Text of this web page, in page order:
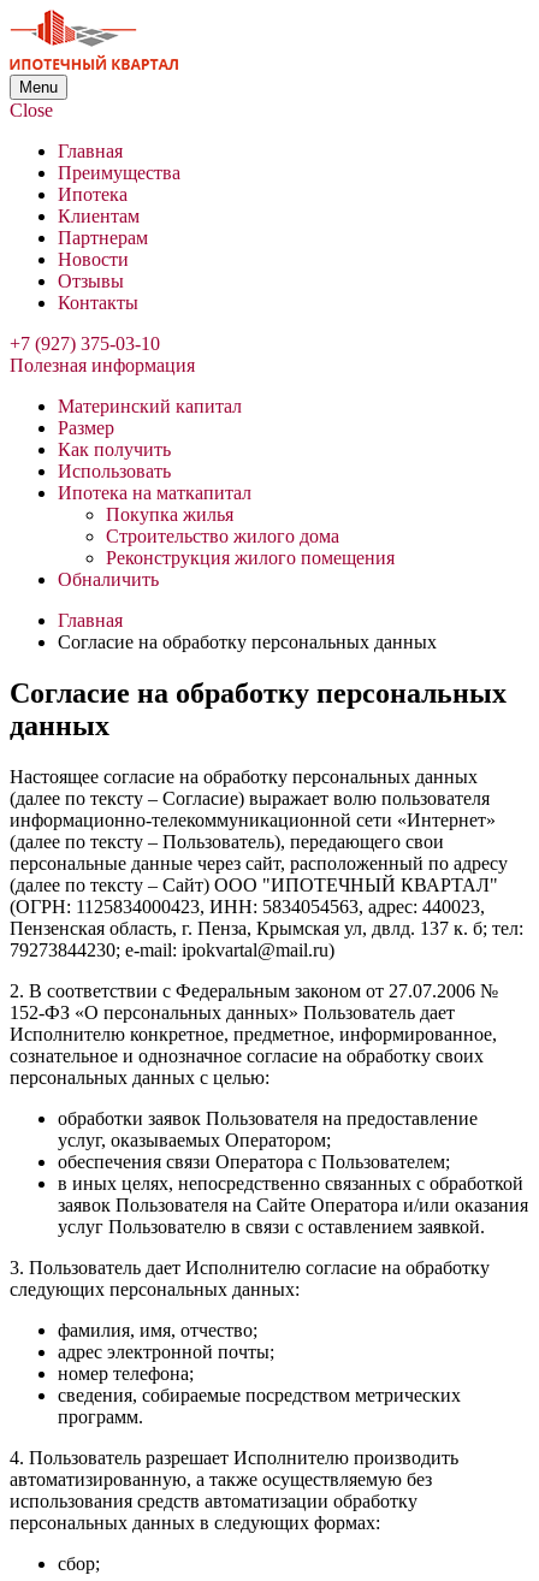
Menu
Close
Главная
Преимущества
Ипотека
Клиентам
Партнерам
Новости
Отзывы
Контакты
+7 (927) 375-03-10
Полезная информация
Материнский капитал
Размер
Как получить
Использовать
Ипотека на маткапитал
Покупка жилья
Строительство жилого дома
Реконструкция жилого помещения
Обналичить
Главная
Согласие на обработку персональных данных
Согласие на обработку персональных
данных
Настоящее согласие на обработку персональных данных
(далее по тексту – Согласие) выражает волю пользователя
информационно-телекоммуникационной сети «Интернет»
(далее по тексту – Пользователь), передающего свои
персональные данные через сайт, расположенный по адресу
(далее по тексту – Сайт) ООО "ИПОТЕЧНЫЙ КВАРТАЛ"
(ОГРН: 1125834000423, ИНН: 5834054563, адрес: 440023,
Пензенская область, г. Пенза, Крымская ул, двлд. 137 к. б; тел:
79273844230; e-mail: ipokvartal@mail.ru)
2. В соответствии с Федеральным законом от 27.07.2006 №
152-ФЗ «О персональных данных» Пользователь дает
Исполнителю конкретное, предметное, информированное,
сознательное и однозначное согласие на обработку своих
персональных данных с целью:
обработки заявок Пользователя на предоставление
услуг, оказываемых Оператором;
обеспечения связи Оператора с Пользователем;
в иных целях, непосредственно связанных с обработкой
заявок Пользователя на Сайте Оператора и/или оказания
услуг Пользователю в связи с оставлением заявкой.
3. Пользователь дает Исполнителю согласие на обработку
следующих персональных данных:
фамилия, имя, отчество;
адрес электронной почты;
номер телефона;
сведения, собираемые посредством метрических
программ.
4. Пользователь разрешает Исполнителю производить
автоматизированную, а также осуществляемую без
использования средств автоматизации обработку
персональных данных в следующих формах:
сбор;